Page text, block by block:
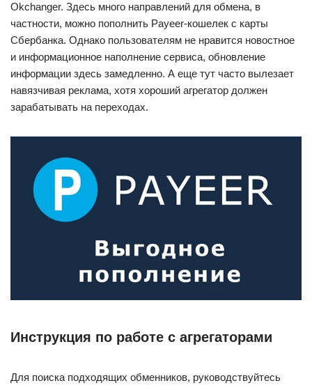
Okchanger. Здесь много направлений для обмена, в
частности, можно пополнить Payeer-кошелек с карты
Сбербанка. Однако пользователям не нравится новостное
и информационное наполнение сервиса, обновление
информации здесь замедленно. А еще тут часто вылезает
навязчивая реклама, хотя хороший агрегатор должен
зарабатывать на переходах.
Инструкция по работе с агрегаторами
Для поиска подходящих обменников, руководствуйтесь